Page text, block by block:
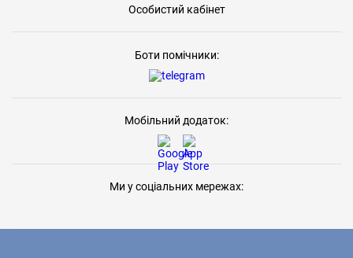
Особистий кабінет
Боти помічники:
Мобільний додаток:
Ми у соціальних мережах: